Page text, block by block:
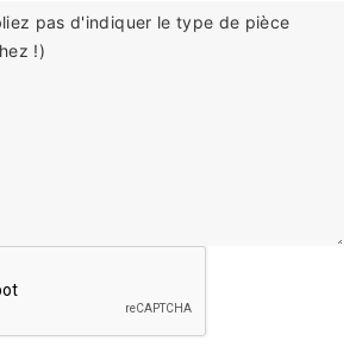
pas d'indiquer le type de pièce
!)